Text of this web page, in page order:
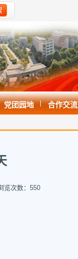
党团园地 | 合作交流
次数： 550